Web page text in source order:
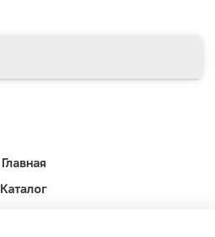
Главная
Каталог